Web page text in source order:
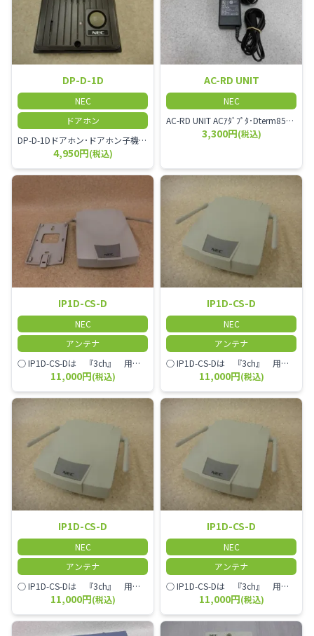
DP-D-1D
NEC
ドアホン
DP-D-1Dドアホン･ドアホン子機(露出型)･壁またはJIS1個用ｽｲｯﾁﾎﾞｯｸｽ用
4,950円(税込)
AC-RD UNIT
NEC
AC-RD UNIT ACｱﾀﾞﾌﾟﾀ･Dterm85､IPterm85用ACｱﾀﾞﾌﾟﾀ･AP(R)-RD UNIT､IP-RD UNIT(給電HUB使用時は不要)使用時に必要
3,300円(税込)
IP1D-CS-D
NEC
アンテナ
○ IP1D-CS-Dは 『3ch』 用デジタルコードレスアンテナ○ IP1D-CS-Dには 『マスター』『スレーブ』の違い無○ DX2D-6CPS-E IP1D-8PS IP3D-8PS IP3D-8PS-2 CarrityNS PS5C-NSと 『接続可能○』
11,000円(税込)
IP1D-CS-D
NEC
アンテナ
○ IP1D-CS-Dは 『3ch』 用デジタルコードレスアンテナ○ IP1D-CS-Dには 『マスター』『スレーブ』の違い無○ DX2D-6CPS-E IP1D-8PS IP3D-8PS IP3D-8PS-2 CarrityNS PS5C-NSと 『接続可能○』
11,000円(税込)
IP1D-CS-D
NEC
アンテナ
○ IP1D-CS-Dは 『3ch』 用デジタルコードレスアンテナ○ IP1D-CS-Dには 『マスター』『スレーブ』の違い無○ DX2D-6CPS-E IP1D-8PS IP3D-8PS IP3D-8PS-2 CarrityNS PS5C-NSと 『接続可能○』
11,000円(税込)
IP1D-CS-D
NEC
アンテナ
○ IP1D-CS-Dは 『3ch』 用デジタルコードレスアンテナ○ IP1D-CS-Dには 『マスター』『スレーブ』の違い無○ DX2D-6CPS-E IP1D-8PS IP3D-8PS IP3D-8PS-2 CarrityNS PS5C-NSと 『接続可能○』
11,000円(税込)